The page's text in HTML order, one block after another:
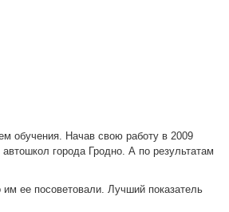
обучения. Начав свою работу в 2009
города Гродно. А по результатам
ее посоветовали. Лучший показатель